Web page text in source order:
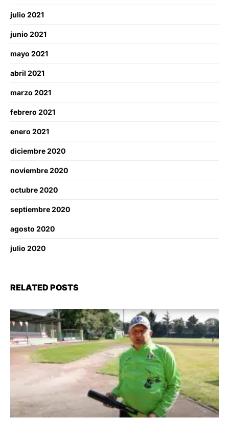
julio 2021
junio 2021
mayo 2021
abril 2021
marzo 2021
febrero 2021
enero 2021
diciembre 2020
noviembre 2020
octubre 2020
septiembre 2020
agosto 2020
julio 2020
RELATED POSTS